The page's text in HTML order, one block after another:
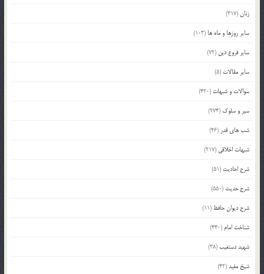
زنان(317)
سایر روزها و ماه ها (103)
سایر فروع دین (72)
سایر مقالات (5)
سوالات و شبهات (420)
سیر و سلوک (274)
شب های قدر (46)
شبهات اخلاقی (217)
شرح احادیث (51)
شرح حدیث (550)
شرح دیوان حافظ (11)
شناخت امام (440)
شهید دستغیب(38)
شیخ مفید(42)